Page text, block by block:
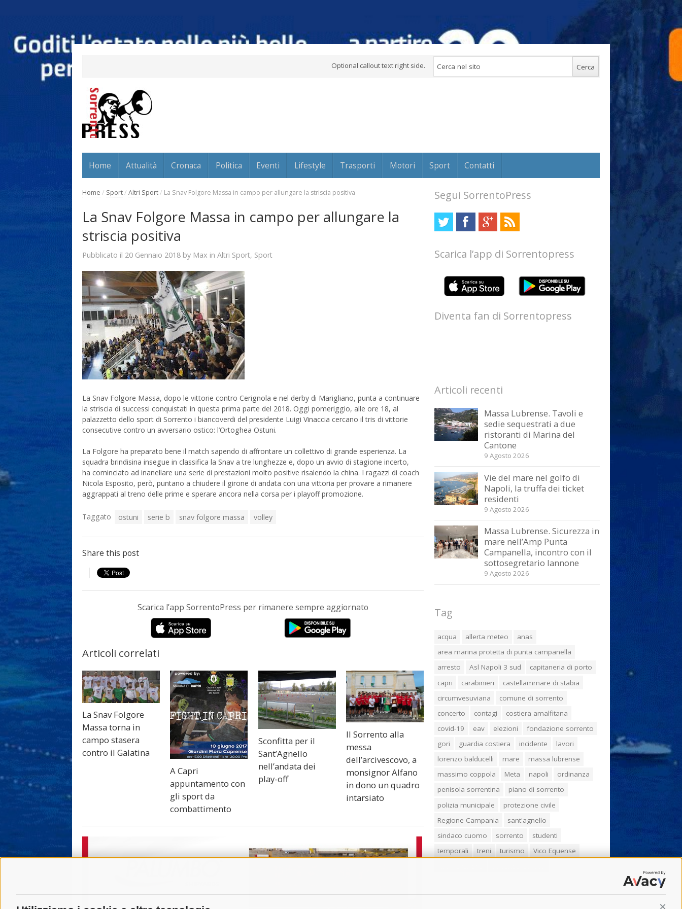
Optional callout text right side.
Home Attualità Cronaca Politica Eventi Lifestyle Trasporti Motori Sport Contatti
Home / Sport/ Altri Sport/ La Snav Folgore Massa in campo per allungare la striscia positiva
La Snav Folgore Massa in campo per allungare la
striscia positiva
Pubblicato il 20 Gennaio 2018 by Max in Altri Sport, Sport
La Snav Folgore Massa, dopo le vittorie contro Cerignola e nel derby di Marigliano, punta a continuare
la striscia di successi conquistati in questa prima parte del 2018. Oggi pomeriggio, alle ore 18, al
palazzetto dello sport di Sorrento i biancoverdi del presidente Luigi Vinaccia cercano il tris di vittorie
consecutive contro un avversario ostico: l’Ortoghea Ostuni.
La Folgore ha preparato bene il match sapendo di affrontare un collettivo di grande esperienza. La
squadra brindisina insegue in classifica la Snav a tre lunghezze e, dopo un avvio di stagione incerto,
ha cominciato ad inanellare una serie di prestazioni molto positive risalendo la china. I ragazzi di coach
Nicola Esposito, però, puntano a chiudere il girone di andata con una vittoria per provare a rimanere
aggrappati al treno delle prime e sperare ancora nella corsa per i playoff promozione.
Taggato ostuni serie b snav folgore massa volley
Share this post
Scarica l’app SorrentoPress per rimanere sempre aggiornato
Articoli correlati
La Snav Folgore
Massa torna in
campo stasera
contro il Galatina
A Capri
appuntamento con
gli sport da
combattimento
Sconfitta per il
Sant’Agnello
nell’andata dei
play-off
Il Sorrento alla
messa
dell’arcivescovo, a
monsignor Alfano
in dono un quadro
intarsiato
Segui SorrentoPress
Scarica l’app di Sorrentopress
Diventa fan di Sorrentopress
Articoli recenti
Massa Lubrense. Tavoli e
sedie sequestrati a due
ristoranti di Marina del
Cantone
9 Agosto 2026
Vie del mare nel golfo di
Napoli, la truffa dei ticket
residenti
9 Agosto 2026
Massa Lubrense. Sicurezza in
mare nell’Amp Punta
Campanella, incontro con il
sottosegretario Iannone
9 Agosto 2026
Tag
acqua allerta meteo
anas
area marina protetta di punta campanella
arresto
Asl Napoli 3 sud
capitaneria di porto
capri
carabinieri
castellammare di stabia
circumvesuviana
comune di sorrento
concerto
contagi
costiera amalfitana
covid-19
eav elezioni
fondazione sorrento
gori
guardia costiera incidente
lavori
lorenzo balducelli
mare
massa lubrense
massimo coppola
Meta napoli
ordinanza
penisola sorrentina
piano di sorrento
polizia municipale
protezione civile
Regione Campania
sant'agnello
sindaco cuomo
sorrento
studenti
temporali
treni turismo
Vico Equense